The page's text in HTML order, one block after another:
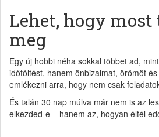
Lehet, hogy most
meg
Egy új hobbi néha sokkal többet ad,
időtöltést, hanem önbizalmat, örömöt
emlékezni arra, hogy nem csak
És talán 30 nap múlva már nem is az
elkezded-e – hanem az, hogyan éltél